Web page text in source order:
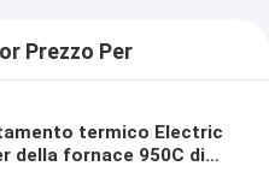
Prezzo Per
termico Electric
della fornace 950C di